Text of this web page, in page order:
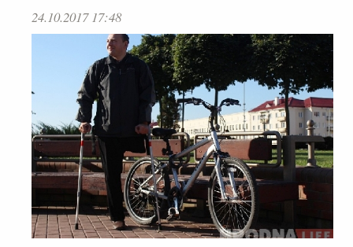
24.10.2017 17:48